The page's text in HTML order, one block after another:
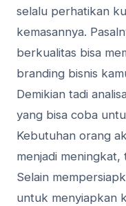
selalu perhatikan
kemasannya.
berkualitas bisa
branding bisnis
Demikian tadi
yang bisa coba
Kebutuhan orang
menjadi
Selain
untuk menyiapkan